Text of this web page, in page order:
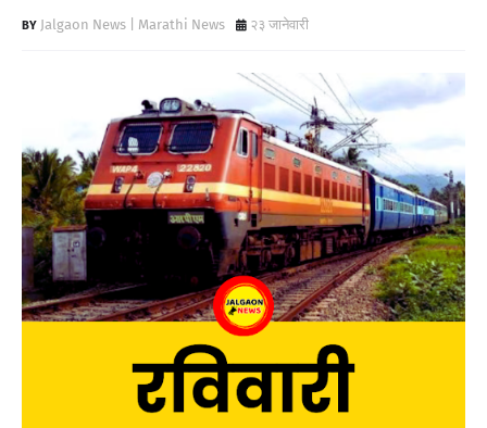
Jalgaon News | Marathi News २३ जानेवारी